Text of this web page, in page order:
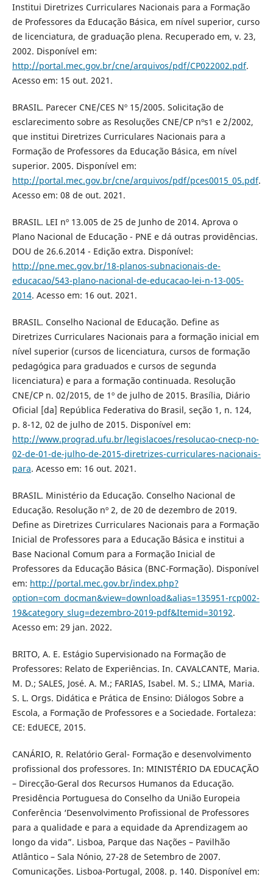
Institui Diretrizes Curriculares Nacionais para a Formação
de Professores da Educação Básica, em nível superior, curso
de licenciatura, de graduação plena. Recuperado em, v. 23,
2002. Disponível em:
http://portal.mec.gov.br/cne/arquivos/pdf/CP022002.pdf.
Acesso em: 15 out. 2021.
BRASIL. Parecer CNE/CES Nº 15/2005. Solicitação de
esclarecimento sobre as Resoluções CNE/CP nºs1 e 2/2002,
que institui Diretrizes Curriculares Nacionais para a
Formação de Professores da Educação Básica, em nível
superior. 2005. Disponível em:
http://portal.mec.gov.br/cne/arquivos/pdf/pces0015_05.pdf.
Acesso em: 08 de out. 2021.
BRASIL. LEI nº 13.005 de 25 de Junho de 2014. Aprova o
Plano Nacional de Educação - PNE e dá outras providências.
DOU de 26.6.2014 - Edição extra. Disponível:
http://pne.mec.gov.br/18-planos-subnacionais-de-
educacao/543-plano-nacional-de-educacao-lei-n-13-005-
2014. Acesso em: 16 out. 2021.
BRASIL. Conselho Nacional de Educação. Define as
Diretrizes Curriculares Nacionais para a formação inicial em
nível superior (cursos de licenciatura, cursos de formação
pedagógica para graduados e cursos de segunda
licenciatura) e para a formação continuada. Resolução
CNE/CP n. 02/2015, de 1º de julho de 2015. Brasília, Diário
Oficial [da] República Federativa do Brasil, seção 1, n. 124,
p. 8-12, 02 de julho de 2015. Disponível em:
http://www.prograd.ufu.br/legislacoes/resolucao-cnecp-no-
02-de-01-de-julho-de-2015-diretrizes-curriculares-nacionais-
para. Acesso em: 16 out. 2021.
BRASIL. Ministério da Educação. Conselho Nacional de
Educação. Resolução nº 2, de 20 de dezembro de 2019.
Define as Diretrizes Curriculares Nacionais para a Formação
Inicial de Professores para a Educação Básica e institui a
Base Nacional Comum para a Formação Inicial de
Professores da Educação Básica (BNC-Formação). Disponível
em: http://portal.mec.gov.br/index.php?
option=com_docman&view=download&alias=135951-rcp002-
19&category_slug=dezembro-2019-pdf&Itemid=30192.
Acesso em: 29 jan. 2022.
BRITO, A. E. Estágio Supervisionado na Formação de
Professores: Relato de Experiências. In. CAVALCANTE, Maria.
M. D.; SALES, José. A. M.; FARIAS, Isabel. M. S.; LIMA, Maria.
S. L. Orgs. Didática e Prática de Ensino: Diálogos Sobre a
Escola, a Formação de Professores e a Sociedade. Fortaleza:
CE: EdUECE, 2015.
CANÁRIO, R. Relatório Geral- Formação e desenvolvimento
profissional dos professores. In: MINISTÉRIO DA EDUCAÇÃO
– Direcção-Geral dos Recursos Humanos da Educação.
Presidência Portuguesa do Conselho da União Europeia
Conferência ‘Desenvolvimento Profissional de Professores
para a qualidade e para a equidade da Aprendizagem ao
longo da vida”. Lisboa, Parque das Nações – Pavilhão
Atlântico – Sala Nónio, 27-28 de Setembro de 2007.
Comunicações. Lisboa-Portugal, 2008. p. 140. Disponível em: